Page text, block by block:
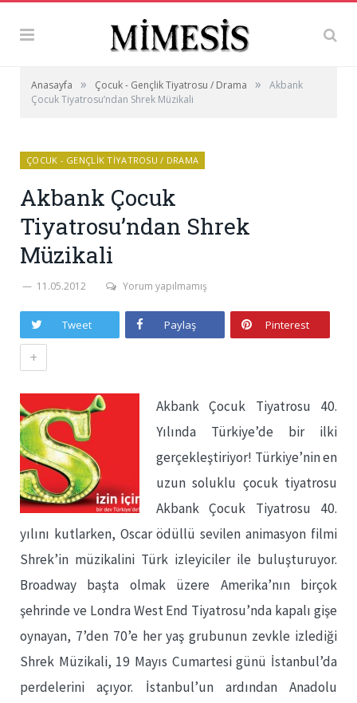
Anasayfa » Çocuk - Gençlik Tiyatrosu / Drama »
Akbank
Çocuk Tiyatrosu’ndan Shrek Müzikali
ÇOCUK - GENÇLIK TIYATROSU / DRAMA
Akbank Çocuk
Tiyatrosu’ndan Shrek
Müzikali
11.05.2012 Yorum yapılmamış
Tweet Paylaş Pinterest
+
Akbank Çocuk Tiyatrosu 40.
Yılında Türkiye’de bir ilki
gerçekleştiriyor! Türkiye’nin en
uzun soluklu çocuk tiyatrosu
Akbank Çocuk Tiyatrosu 40.
yılını kutlarken, Oscar ödüllü sevilen animasyon filmi
Shrek’in müzikalini Türk izleyiciler ile buluşturuyor.
Broadway başta olmak üzere Amerika’nın birçok
şehrinde ve Londra West End Tiyatrosu’nda kapalı gişe
oynayan, 7’den 70’e her yaş grubunun zevkle izlediği
Shrek Müzikali, 19 Mayıs Cumartesi günü İstanbul’da
perdelerini açıyor. İstanbul’un ardından Anadolu